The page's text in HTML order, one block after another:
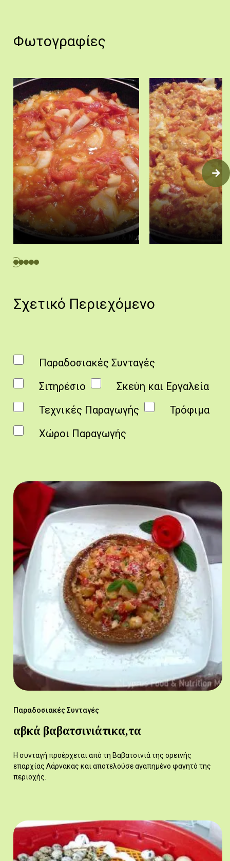
Φωτογραφίες
Πηγή: Στάλω Λαζάρου.
Σχετικό Περιεχόμενο
Παραδοσιακές Συνταγές
Σιτηρέσιο
Σκεύη και Εργαλεία
Τεχνικές Παραγωγής
Τρόφιμα
Χώροι Παραγωγής
Παραδοσιακές Συνταγές
αβκά βαβατσινιάτικα,τα
Η συνταγή προέρχεται από τη Βαβατσινιά της ορεινής
επαρχίας Λάρνακας και αποτελούσε αγαπημένο φαγητό της
περιοχής.